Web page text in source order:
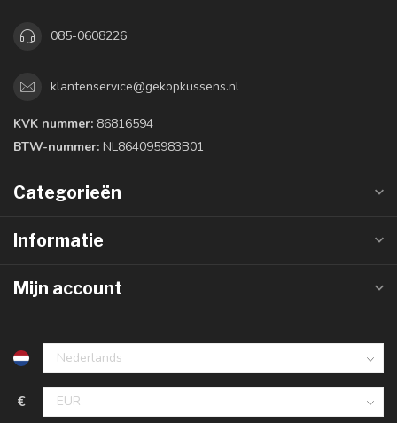
085-0608226
klantenservice@gekopkussens.nl
KVK nummer: 86816594
BTW-nummer: NL864095983B01
Categorieën
Informatie
Mijn account
€